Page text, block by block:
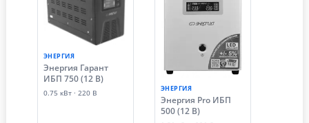
ЭНЕРГИЯ
Энергия Гарант
ИБП 750 (12 В)
0.75 кВт · 220 В
ЭНЕРГИЯ
Энергия Pro ИБП
500 (12 В)